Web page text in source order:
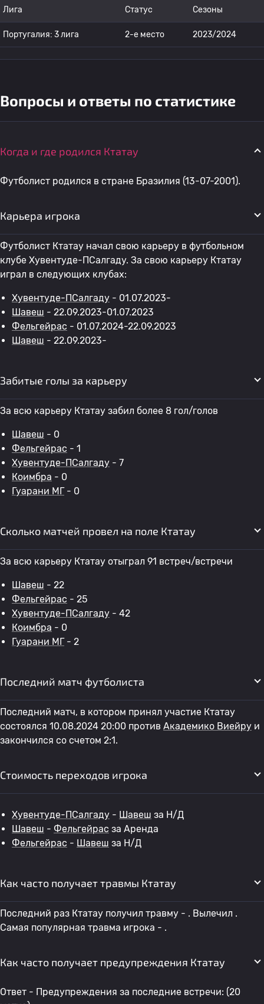
Лига Статус Сезоны
Португалия: 3 лига 2-е место 2023/2024
Вопросы и ответы по статистике
Когда и где родился Ктатау
Футболист родился в стране Бразилия (13-07-2001).
Карьера игрока
Футболист Ктатау начал свою карьеру в футбольном
клубе Хувентуде-ПСалгаду. За свою карьеру Ктатау
играл в следующих клубах:
Хувентуде-ПСалгаду - 01.07.2023-
Шавеш - 22.09.2023-01.07.2023
Фельгейрас - 01.07.2024-22.09.2023
Шавеш - 22.09.2023-
Забитые голы за карьеру
За всю карьеру Ктатау забил более 8 гол/голов
Шавеш - 0
Фельгейрас - 1
Хувентуде-ПСалгаду - 7
Коимбра - 0
Гуарани МГ- 0
Сколько матчей провел на поле Ктатау
За всю карьеру Ктатау отыграл 91 встреч/встречи
Шавеш - 22
Фельгейрас - 25
Хувентуде-ПСалгаду - 42
Коимбра - 0
Гуарани МГ- 2
Последний матч футболиста
Последний матч, в котором принял участие Ктатау
состоялся 10.08.2024 20:00 против Академико Виейру и
закончился со счетом 2:1.
Стоимость переходов игрока
Хувентуде-ПСалгаду - Шавеш за Н/Д
Шавеш - Фельгейрас за Аренда
Фельгейрас - Шавеш за Н/Д
Как часто получает травмы Ктатау
Последний раз Ктатау получил травму - . Вылечил .
Самая популярная травма игрока - .
Как часто получает предупреждения Ктатау
Ответ - Предупреждения за последние встречи: (20